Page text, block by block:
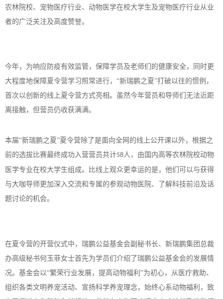
农林院校、宠物医疗行业、动物医学在校大学生及宠物医疗行业从业
者的广泛关注及高度赞誉。
今年，为响应防疫有效监管，保障学员及老师们的健康安全，同时更
大程度地保障夏令营学习照常进行， “新瑞鹏之夏”打破以往的惯例，
首次以创新的线上夏令营方式亮相。虽然今年营员和导师们无法近距
离接触，但营员仍收获满满。
本届“新瑞鹏之夏”夏令营除了是面向全网的线上公开课以外，根据之
前的选拔比赛最终成功入营营员共计58人，由国内高等农林院校动物
医学专业在校大学生组成。比线上观众更幸运的是，他们可以与获得
与大咖导师更加深入交流和专属的参观动物医院、了解科技前沿及话
题讨论的机会。
在夏令营的开营仪式中，瑞鹏公益基金会副秘书长、新瑞鹏集团总裁
办高级秘书何玉菲女士首先为学员们介绍了瑞鹏公益基金会的发展情
况。基金会以“繁荣行业发展，提高动物福利”为初心，从医疗救助、
组织各类文明养宠活动、宣扬科学养宠理念，始终心系动物福利，致